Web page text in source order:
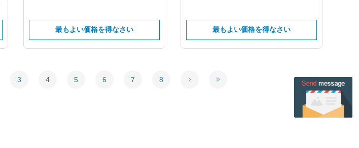
最もよい価格を得なさい 最もよい価格を得なさい
3 4 5 6 7 8